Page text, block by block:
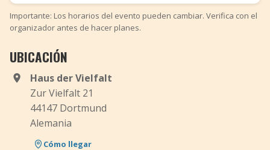
Importante: Los horarios del evento pueden cambiar. Verifica con el
organizador antes de hacer planes.
UBICACIÓN
Haus der Vielfalt
Zur Vielfalt 21
44147 Dortmund
Alemania
Cómo llegar